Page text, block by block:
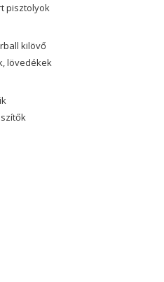
pisztolyok
kilövő
lövedékek